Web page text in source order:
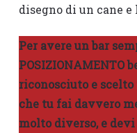
disegno di un cane
Per avere un bar
POSIZIONAMENTO
riconosciuto e
che tu fai davvero
molto diverso, e